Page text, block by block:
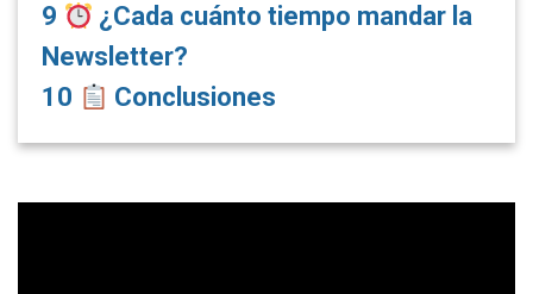
9
¿Cada cuánto tiempo mandar la
Newsletter?
10
Conclusiones